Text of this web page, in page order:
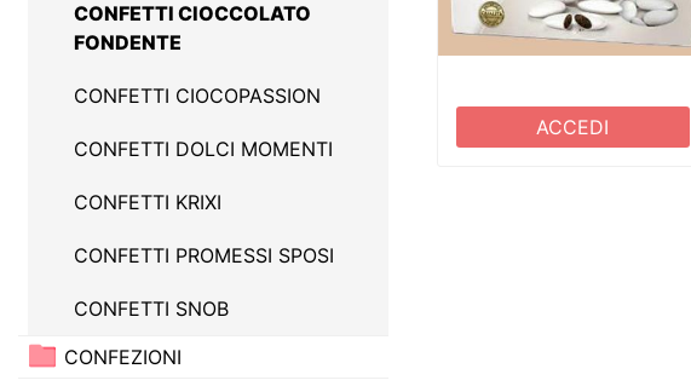
CONFETTI CIOCCOLATO
FONDENTE
CONFETTI CIOCOPASSION
CONFETTI DOLCI MOMENTI
CONFETTI KRIXI
CONFETTI PROMESSI SPOSI
CONFETTI SNOB
CONFEZIONI
ACCEDI